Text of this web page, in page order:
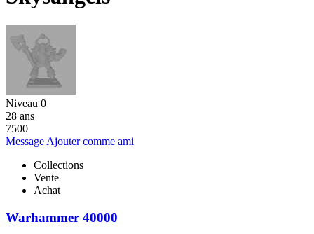
Niveau 0
28 ans
7500
Message Ajouter comme ami
Collections
Vente
Achat
Warhammer 40000